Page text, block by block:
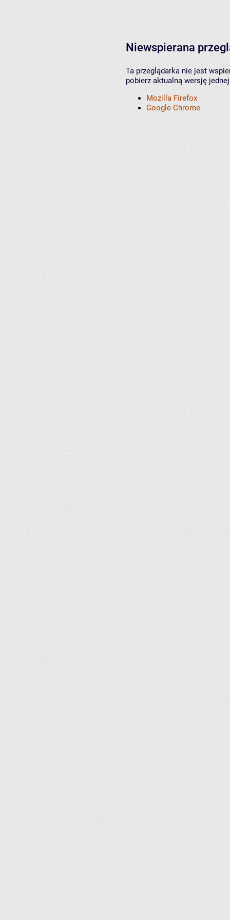
Niewspierana
Ta przeglądarka nie jest
pobierz aktualną wersję
Mozilla Firefox
Google Chrome